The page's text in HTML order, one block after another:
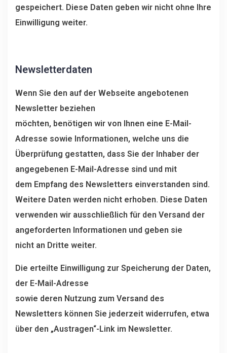
gespeichert. Diese Daten geben wir nicht ohne Ihre
Einwilligung weiter.
Newsletterdaten
Wenn Sie den auf der Webseite angebotenen
Newsletter beziehen
möchten, benötigen wir von Ihnen eine E-Mail-
Adresse sowie Informationen, welche uns die
Überprüfung gestatten, dass Sie der Inhaber der
angegebenen E-Mail-Adresse sind und mit
dem Empfang des Newsletters einverstanden sind.
Weitere Daten werden nicht erhoben. Diese Daten
verwenden wir ausschließlich für den Versand der
angeforderten Informationen und geben sie
nicht an Dritte weiter.
Die erteilte Einwilligung zur Speicherung der Daten,
der E-Mail-Adresse
sowie deren Nutzung zum Versand des
Newsletters können Sie jederzeit widerrufen, etwa
über den „Austragen“-Link im Newsletter.